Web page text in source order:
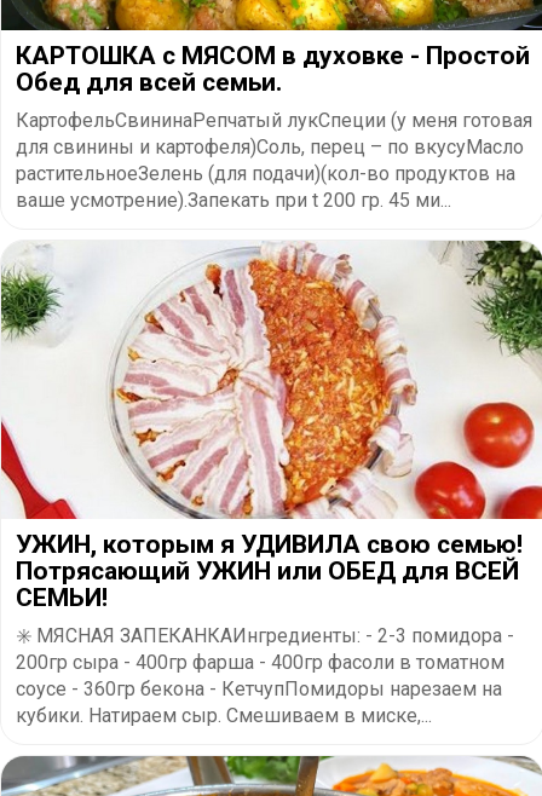
КАРТОШКА с МЯСОМ в духовке - Простой
Обед для всей семьи.
КартофельСвининаРепчатый лукСпеции (у меня готовая
для свинины и картофеля)Соль, перец – по вкусуМасло
растительноеЗелень (для подачи)(кол-во продуктов на
ваше усмотрение).Запекать при t 200 гр. 45 ми...
УЖИН, которым я УДИВИЛА свою семью!
Потрясающий УЖИН или ОБЕД для ВСЕЙ
СЕМЬИ!
✳️ МЯСНАЯ ЗАПЕКАНКАИнгредиенты: - 2-3 помидора -
200гр сыра - 400гр фарша - 400гр фасоли в томатном
соусе - 360гр бекона - КетчупПомидоры нарезаем на
кубики. Натираем сыр. Смешиваем в миске,...